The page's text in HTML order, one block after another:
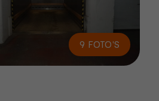
9 FOTO'S